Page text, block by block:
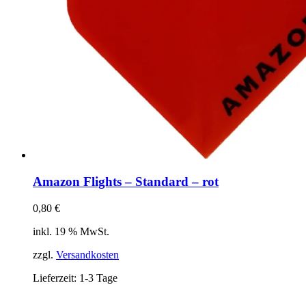
Amazon Flights – Standard – rot
0,80 €
inkl. 19 % MwSt.
zzgl. Versandkosten
Lieferzeit: 1-3 Tage